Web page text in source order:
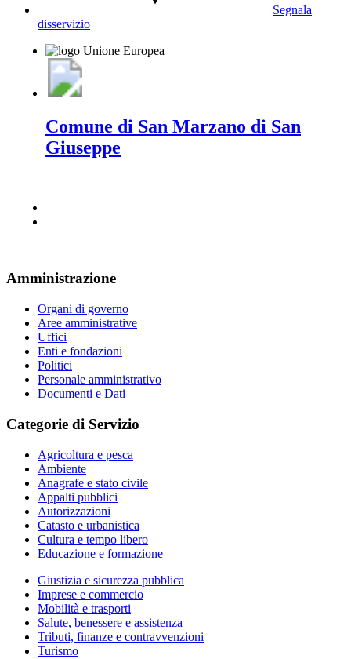
Segnala
disservizio
Comune di San Marzano di San
Giuseppe
Amministrazione
Organi di governo
Aree amministrative
Uffici
Enti e fondazioni
Politici
Personale amministrativo
Documenti e Dati
Categorie di Servizio
Agricoltura e pesca
Ambiente
Anagrafe e stato civile
Appalti pubblici
Autorizzazioni
Catasto e urbanistica
Cultura e tempo libero
Educazione e formazione
Giustizia e sicurezza pubblica
Imprese e commercio
Mobilità e trasporti
Salute, benessere e assistenza
Tributi, finanze e contravvenzioni
Turismo